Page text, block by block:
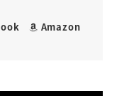
Amazon